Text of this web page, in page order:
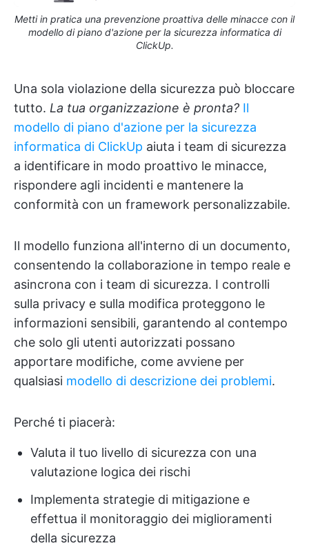
Metti in pratica una prevenzione proattiva delle minacce con il
modello di piano d'azione per la sicurezza informatica di
ClickUp.
Una sola violazione della sicurezza può bloccare
tutto. La tua organizzazione è pronta? Il
modello di piano d'azione per la sicurezza
informatica di ClickUp aiuta i team di sicurezza
a identificare in modo proattivo le minacce,
rispondere agli incidenti e mantenere la
conformità con un framework personalizzabile.
Il modello funziona all'interno di un documento,
consentendo la collaborazione in tempo reale e
asincrona con i team di sicurezza. I controlli
sulla privacy e sulla modifica proteggono le
informazioni sensibili, garantendo al contempo
che solo gli utenti autorizzati possano
apportare modifiche, come avviene per
qualsiasi modello di descrizione dei problemi.
Perché ti piacerà:
Valuta il tuo livello di sicurezza con una
valutazione logica dei rischi
Implementa strategie di mitigazione e
effettua il monitoraggio dei miglioramenti
della sicurezza